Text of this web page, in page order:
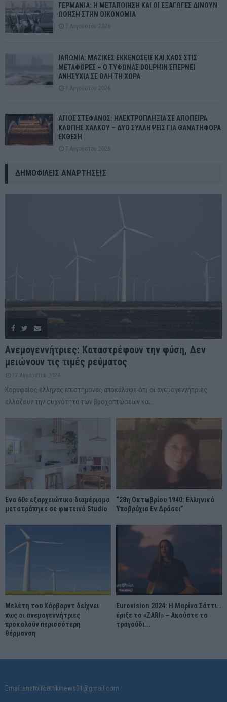
ΓΕΡΜΑΝΙΑ: Η ΜΕΤΑΠΟΙΗΣΗ ΚΑΙ ΟΙ ΕΞΑΓΩΓΕΣ ΔΙΝΟΥΝ
ΩΘΗΣΗ ΣΤΗΝ ΟΙΚΟΝΟΜΙΑ
7 Αυγούστου 2026
ΙΑΠΩΝΙΑ: ΜΑΖΙΚΕΣ ΕΚΚΕΝΩΣΕΙΣ ΚΑΙ ΧΑΟΣ ΣΤΙΣ
ΜΕΤΑΦΟΡΕΣ – Ο ΤΥΦΩΝΑΣ DOLPHIN ΣΠΕΡΝΕΙ
ΑΝΗΣΥΧΙΑ ΣΕ ΟΛΗ ΤΗ ΧΩΡΑ
7 Αυγούστου 2026
ΑΓΙΟΣ ΣΤΕΦΑΝΟΣ: ΗΛΕΚΤΡΟΠΛΗΞΙΑ ΣΕ ΑΠΟΠΕΙΡΑ
ΚΛΟΠΗΣ ΧΑΛΚΟΥ – ΔΥΟ ΣΥΛΛΗΨΕΙΣ ΓΙΑ ΘΑΝΑΤΗΦΟΡΑ
ΕΚΘΕΣΗ
7 Αυγούστου 2026
ΔΗΜΟΦΙΛΕΊΣ ΑΝΑΡΤΉΣΕΙΣ
Ανεμογεννήτριες: Καταστρέφουν την φύση, Δεν
μειώνουν τις τιμές ρεύματος
17 Αυγούστου 2024
Κορυφαίος έλληνας επιστήμονας αποκάλυψε ότι οι ανεμογεννήτριες
αλλάζουν την συχνότητα των βροχοπτώσεων και...
Ένα 60s εξαρχειώτικο διαμέρισμα
μετατράπηκε σε φωτεινό Studio
“28η Οκτωβρίου 1940: Ελληνικά
Υποβρύχια Εν Δράσει”
Μελέτη του Χάρβαρντ δείχνει
πως οι ανεμογεννήτριες
προκαλούν περισσότερη
θέρμανση
Eurovision 2024: Η Μαρίνα Σάττι…
έριξε το «ZARI» – Ακούστε το
τραγούδι...
Email:anatolikiattikinews01@gmail.com